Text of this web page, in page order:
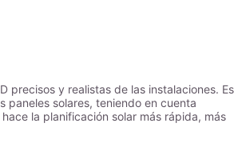
precisos y realistas de las instalaciones.
paneles solares, teniendo en cuenta
la planificación solar más rápida, más